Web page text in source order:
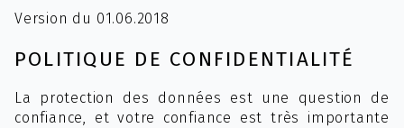
Version du 01.06.2018
POLITIQUE DE CONFIDENTIALITÉ
La protection des données est une question de
confiance, et votre confiance est très importante